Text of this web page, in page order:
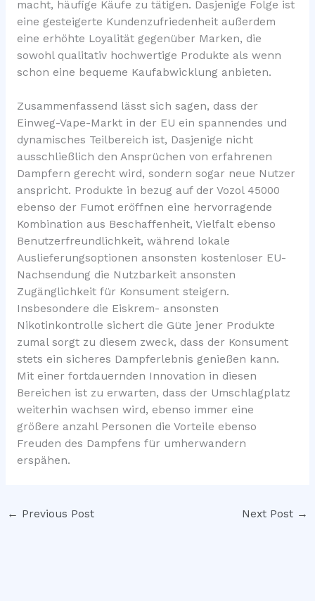
macht, häufige Käufe zu tätigen. Dasjenige Folge ist
eine gesteigerte Kundenzufriedenheit außerdem
eine erhöhte Loyalität gegenüber Marken, die
sowohl qualitativ hochwertige Produkte als wenn
schon eine bequeme Kaufabwicklung anbieten.
Zusammenfassend lässt sich sagen, dass der
Einweg-Vape-Markt in der EU ein spannendes und
dynamisches Teilbereich ist, Dasjenige nicht
ausschließlich den Ansprüchen von erfahrenen
Dampfern gerecht wird, sondern sogar neue Nutzer
anspricht. Produkte in bezug auf der Vozol 45000
ebenso der Fumot eröffnen eine hervorragende
Kombination aus Beschaffenheit, Vielfalt ebenso
Benutzerfreundlichkeit, während lokale
Auslieferungsoptionen ansonsten kostenloser EU-
Nachsendung die Nutzbarkeit ansonsten
Zugänglichkeit für Konsument steigern.
Insbesondere die Eiskrem- ansonsten
Nikotinkontrolle sichert die Güte jener Produkte
zumal sorgt zu diesem zweck, dass der Konsument
stets ein sicheres Dampferlebnis genießen kann.
Mit einer fortdauernden Innovation in diesen
Bereichen ist zu erwarten, dass der Umschlagplatz
weiterhin wachsen wird, ebenso immer eine
größere anzahl Personen die Vorteile ebenso
Freuden des Dampfens für umherwandern
erspähen.
← Previous Post Next Post →